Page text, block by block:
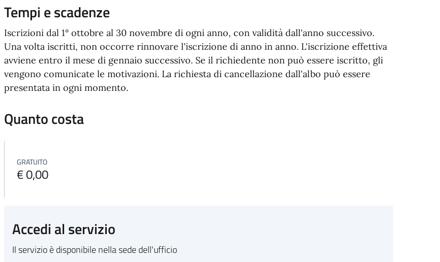
Tempi e scadenze
Iscrizioni dal 1° ottobre al 30 novembre di ogni anno, con validità dall'anno successivo.
Una volta iscritti, non occorre rinnovare l'iscrizione di anno in anno. L'iscrizione effettiva
avviene entro il mese di gennaio successivo. Se il richiedente non può essere iscritto, gli
vengono comunicate le motivazioni. La richiesta di cancellazione dall'albo può essere
presentata in ogni momento.
Quanto costa
GRATUITO
€ 0,00
Accedi al servizio
Il servizio è disponibile nella sede dell'ufficio